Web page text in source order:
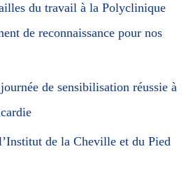
du travail à la Polyclinique
de reconnaissance pour nos
de sensibilisation réussie à
de la Cheville et du Pied